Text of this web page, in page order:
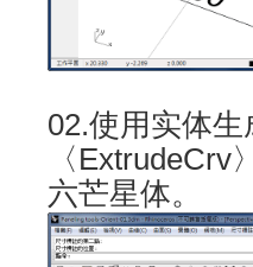
02.使用实体
〈
六芒星体。